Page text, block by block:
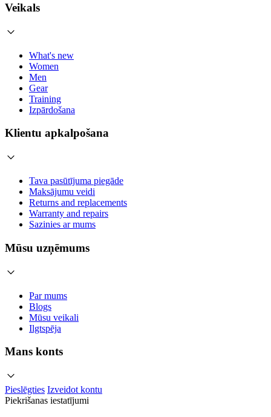
Veikals
What's new
Women
Men
Gear
Training
Izpārdošana
Klientu apkalpošana
Tava pasūtījuma piegāde
Maksājumu veidi
Returns and replacements
Warranty and repairs
Sazinies ar mums
Mūsu uzņēmums
Par mums
Blogs
Mūsu veikali
Ilgtspēja
Mans konts
Pieslēgties Izveidot kontu
Piekrišanas iestatījumi